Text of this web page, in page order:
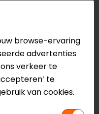
Stream II
browse-ervaring
advertenties
verkeer te
te
van cookies.